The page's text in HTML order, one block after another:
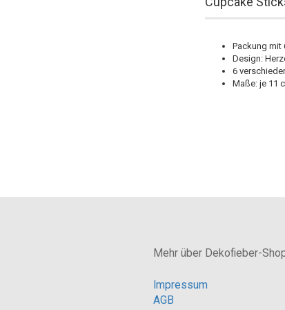
Packung mit
Design:
6
Maße: je 11
Mehr über Dekofieber-
Impressum
AGB